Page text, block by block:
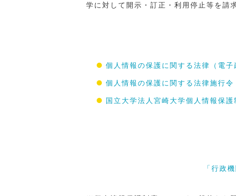
学に対して開示・訂正・利用停止等を請
個人情報の保護に関する法律（電子
個人情報の保護に関する法律施行令
国立大学法人宮崎大学個人情報保護
「行政